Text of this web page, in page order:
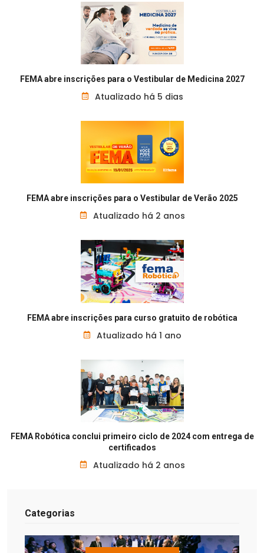
FEMA abre inscrições para o Vestibular de Medicina 2027
Atualizado há 5 dias
FEMA abre inscrições para o Vestibular de Verão 2025
Atualizado há 2 anos
FEMA abre inscrições para curso gratuito de robótica
Atualizado há 1 ano
FEMA Robótica conclui primeiro ciclo de 2024 com entrega de
certificados
Atualizado há 2 anos
Categorias